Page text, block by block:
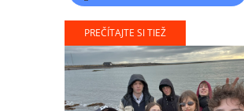
PREČÍTAJTE SI TIEŽ